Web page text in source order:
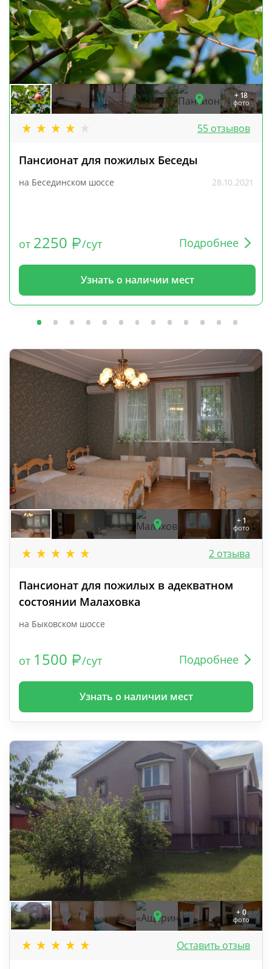
+ 18
фото
55 отзывов
Пансионат для пожилых Беседы
на Бесединском шоссе 28.10.2021
от 2250 /сут Подробнее
Узнать о наличии мест
+ 1
фото
2 отзыва
Пансионат для пожилых в адекватном
состоянии Малаховка
на Быковском шоссе
от 1500 /сут Подробнее
Узнать о наличии мест
+ 0
фото
Оставить отзыв